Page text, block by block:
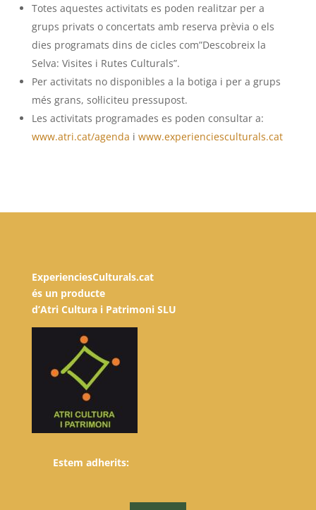
Totes aquestes activitats es poden realitzar per a
grups privats o concertats amb reserva prèvia o els
dies programats dins de cicles com”Descobreix la
Selva: Visites i Rutes Culturals”.
Per activitats no disponibles a la botiga i per a grups
més grans, sol·liciteu pressupost.
Les activitats programades es poden consultar a:
www.atri.cat/agenda i www.experienciesculturals.cat
ExperienciesCulturals.cat
és un producte
d’Atri Cultura i Patrimoni SLU
Estem adherits: